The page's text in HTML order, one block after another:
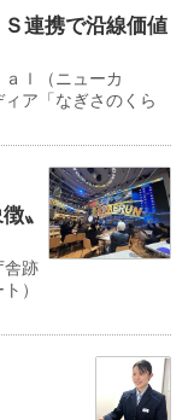
連携で沿線価値
ｌ（ニューカ
ア「なぎさのくら
〟
舎跡
）